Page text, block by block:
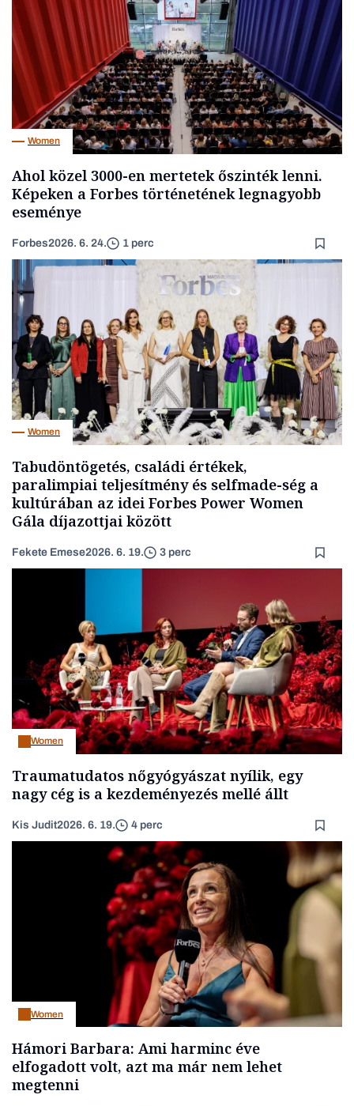
Women
Ahol közel 3000-en mertetek őszinték lenni.
Képeken a Forbes történetének legnagyobb
eseménye
Forbes2026. 6. 24. 1 perc
Women
Tabudöntögetés, családi értékek,
paralimpiai teljesítmény és selfmade-ség a
kultúrában az idei Forbes Power Women
Gála díjazottjai között
Fekete Emese2026. 6. 19. 3 perc
Women
Traumatudatos nőgyógyászat nyílik, egy
nagy cég is a kezdeményezés mellé állt
Kis Judit2026. 6. 19. 4 perc
Women
Hámori Barbara: Ami harminc éve
elfogadott volt, azt ma már nem lehet
megtenni